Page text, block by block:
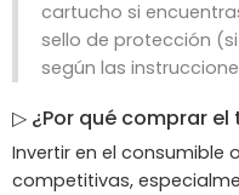
cartucho si
sello de protección
según las
▷ ¿Por qué comprar el
Invertir en el consumible
competitivas,